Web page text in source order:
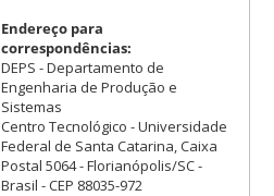
Endereço para
correspondências:
DEPS - Departamento de
Engenharia de Produção e
Sistemas
Centro Tecnológico - Universidade
Federal de Santa Catarina, Caixa
Postal 5064 - Florianópolis/SC -
Brasil - CEP 88035-972